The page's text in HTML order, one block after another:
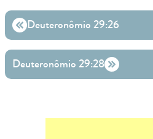
Deuteronômio 29:26
Deuteronômio 29:28